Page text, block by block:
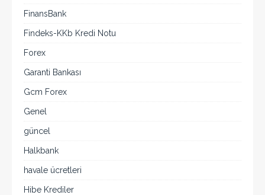
FinansBank
Findeks-KKb Kredi Notu
Forex
Garanti Bankası
Gcm Forex
Genel
güncel
Halkbank
havale ücretleri
Hibe Krediler